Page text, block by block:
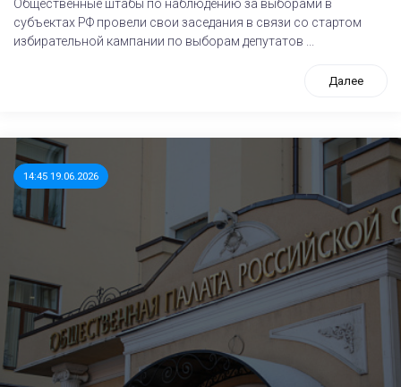
Общественные штабы по наблюдению за выборами в
субъектах РФ провели свои заседания в связи со стартом
избирательной кампании по выборам депутатов ...
Далее
14:45 19.06.2026